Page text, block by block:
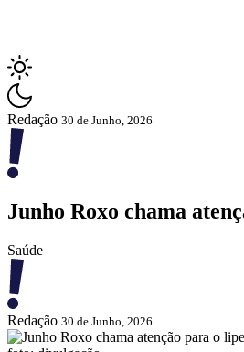
Redação 30 de Junho, 2026
Junho Roxo chama
Saúde
Redação 30 de Junho, 2026